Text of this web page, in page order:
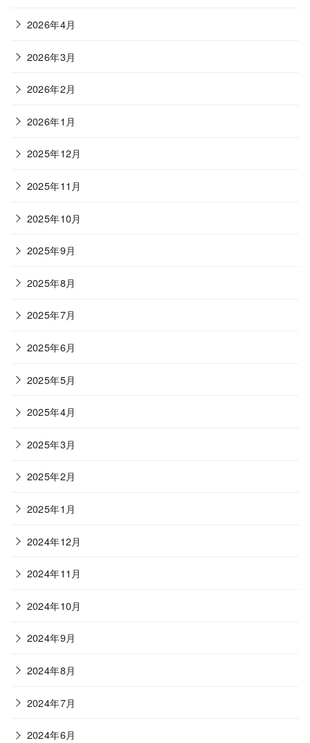
2026年4月
2026年3月
2026年2月
2026年1月
2025年12月
2025年11月
2025年10月
2025年9月
2025年8月
2025年7月
2025年6月
2025年5月
2025年4月
2025年3月
2025年2月
2025年1月
2024年12月
2024年11月
2024年10月
2024年9月
2024年8月
2024年7月
2024年6月